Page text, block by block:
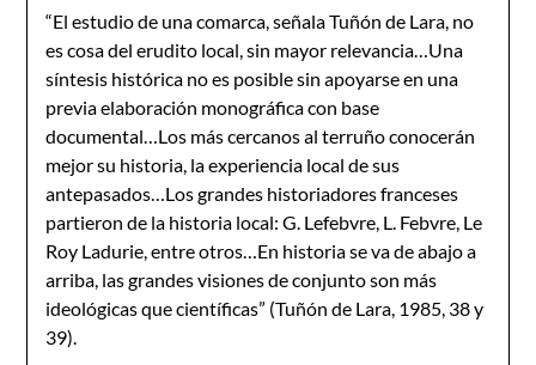
“El estudio de una comarca, señala Tuñón de Lara, no
es cosa del erudito local, sin mayor relevancia…Una
síntesis histórica no es posible sin apoyarse en una
previa elaboración monográfica con base
documental…Los más cercanos al terruño conocerán
mejor su historia, la experiencia local de sus
antepasados…Los grandes historiadores franceses
partieron de la historia local: G. Lefebvre, L. Febvre, Le
Roy Ladurie, entre otros…En historia se va de abajo a
arriba, las grandes visiones de conjunto son más
ideológicas que científicas” (Tuñón de Lara, 1985, 38 y
39).